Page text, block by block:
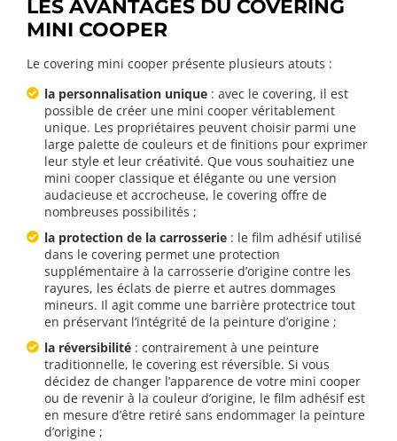
LES AVANTAGES DU COVERING
MINI COOPER
Le covering mini cooper présente plusieurs atouts :
la personnalisation unique : avec le covering, il est
possible de créer une mini cooper véritablement
unique. Les propriétaires peuvent choisir parmi une
large palette de couleurs et de finitions pour exprimer
leur style et leur créativité. Que vous souhaitiez une
mini cooper classique et élégante ou une version
audacieuse et accrocheuse, le covering offre de
nombreuses possibilités ;
la protection de la carrosserie : le film adhésif utilisé
dans le covering permet une protection
supplémentaire à la carrosserie d’origine contre les
rayures, les éclats de pierre et autres dommages
mineurs. Il agit comme une barrière protectrice tout
en préservant l’intégrité de la peinture d’origine ;
la réversibilité : contrairement à une peinture
traditionnelle, le covering est réversible. Si vous
décidez de changer l’apparence de votre mini cooper
ou de revenir à la couleur d’origine, le film adhésif est
en mesure d’être retiré sans endommager la peinture
d’origine ;